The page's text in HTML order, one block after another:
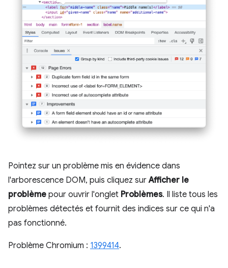
Pointez sur un problème mis en évidence dans
l'arborescence DOM, puis cliquez surAfficher le
problème pour ouvrir l'onglet Problèmes. Il liste tous les
problèmes détectés et fournit des indices sur ce qui n'a
pas fonctionné.
Problème Chromium : 1399414.